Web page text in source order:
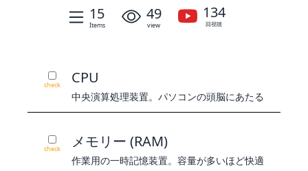
15
Items
49
view
134
回視聴
check CPU
中央演算処理装置。パソコンの頭脳にあたる
check メモリー (RAM)
作業用の一時記憶装置。容量が多いほど快適